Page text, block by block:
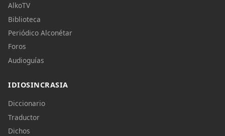
AlkoTV
Biblioteca
Periódico Alconétar
Foros
Audioguías
IDIOSINCRASIA
Diccionario
Traductor
Dichos